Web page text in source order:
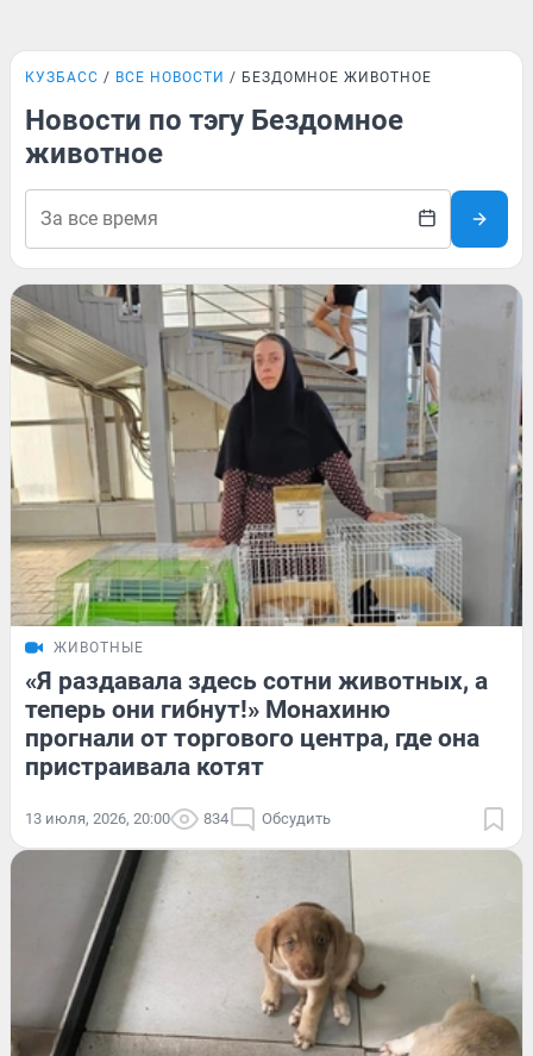
КУЗБАСС ВСЕ НОВОСТИ БЕЗДОМНОЕ ЖИВОТНОЕ
Новости по тэгу Бездомное
животное
ЖИВОТНЫЕ
«Я раздавала здесь сотни животных, а
теперь они гибнут!» Монахиню
прогнали от торгового центра, где она
пристраивала котят
13 июля, 2026, 20:00 834 Обсудить